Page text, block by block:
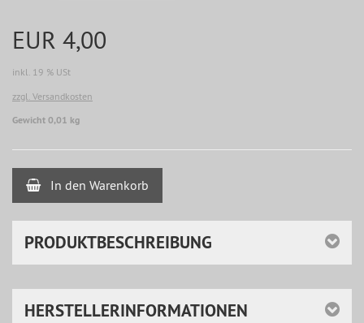
EUR 4,00
inkl. 19 % USt
zzgl. Versandkosten
Gewicht 0,01 kg
In den Warenkorb
PRODUKTBESCHREIBUNG
HERSTELLERINFORMATIONEN